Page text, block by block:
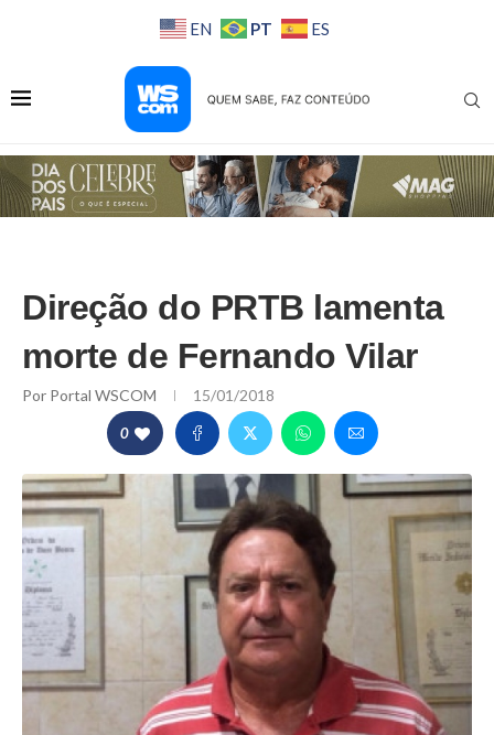
EN PT ES
Direção do PRTB lamenta
morte de Fernando Vilar
Por Portal WSCOM 15/01/2018
0